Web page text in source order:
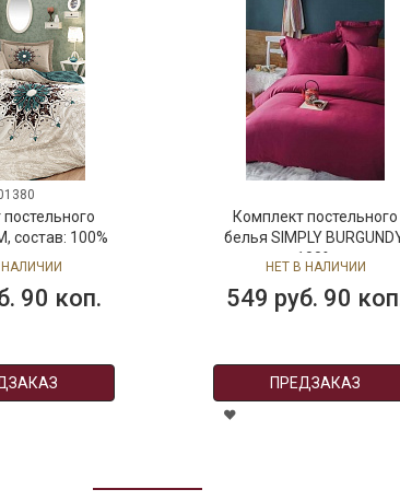
состав: 100%
евро
НАЛИЧИИ
90 коп.
Комплект постельного
белья SIMPLY
состав: 100% хлопок,
НЕТ В НАЛИЧИИ
549 руб. 90
ПРЕДЗАКАЗ